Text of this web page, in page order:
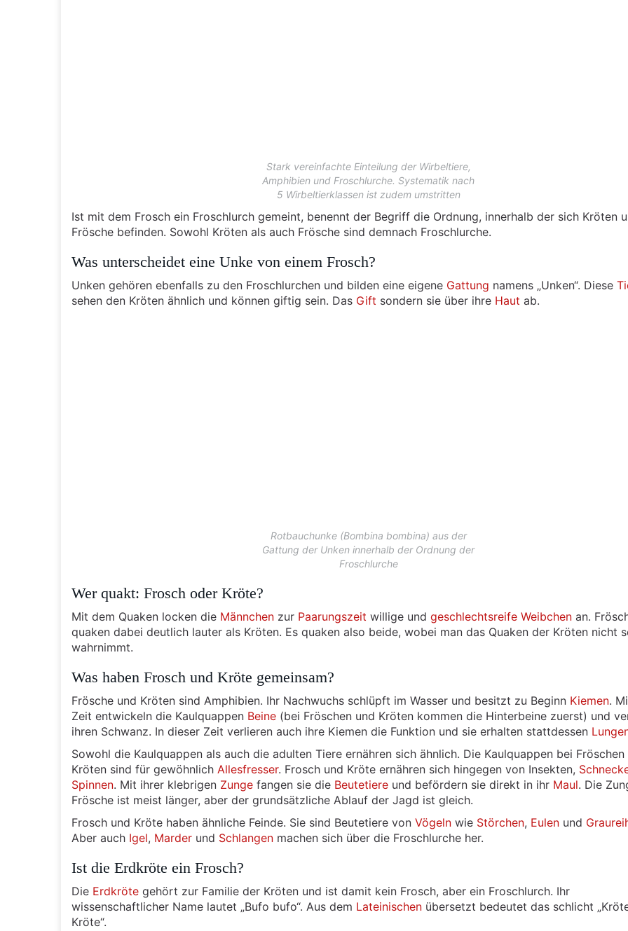
Stark vereinfachte Einteilung der Wirbeltiere,
Amphibien und Froschlurche. Systematik nach
5 Wirbeltierklassen ist zudem umstritten
Ist mit dem Frosch ein Froschlurch gemeint, benennt der Begriff die Ordnung, innerhalb der sich Kröten
Frösche befinden. Sowohl Kröten als auch Frösche sind demnach Froschlurche.
Was unterscheidet eine Unke von einem Frosch?
Unken gehören ebenfalls zu den Froschlurchen und bilden eine eigene Gattung namens „Unken“. Diese
sehen den Kröten ähnlich und können giftig sein. Das Gift sondern sie über ihre Haut ab.
Rotbauchunke (Bombina bombina) aus der
Gattung der Unken innerhalb der Ordnung der
Froschlurche
Wer quakt: Frosch oder Kröte?
Mit dem Quaken locken die Männchen zur Paarungszeit willige und geschlechtsreife Weibchen an.
quaken dabei deutlich lauter als Kröten. Es quaken also beide, wobei man das Quaken der Kröten nicht
wahrnimmt.
Was haben Frosch und Kröte gemeinsam?
Frösche und Kröten sind Amphibien. Ihr Nachwuchs schlüpft im Wasser und besitzt zu Beginn Kiemen.
Zeit entwickeln die Kaulquappen Beine (bei Fröschen und Kröten kommen die Hinterbeine zuerst) und
ihren Schwanz. In dieser Zeit verlieren auch ihre Kiemen die Funktion und sie erhalten stattdessen
Sowohl die Kaulquappen als auch die adulten Tiere ernähren sich ähnlich. Die Kaulquappen bei Fröschen
Kröten sind für gewöhnlich Allesfresser. Frosch und Kröte ernähren sich hingegen von Insekten,
Spinnen. Mit ihrer klebrigen Zunge fangen sie die Beutetiere und befördern sie direkt in ihr Maul. Die
Frösche ist meist länger, aber der grundsätzliche Ablauf der Jagd ist gleich.
Frosch und Kröte haben ähnliche Feinde. Sie sind Beutetiere von Vögeln wie Störchen, Eulen und
Aber auch Igel, Marder und Schlangen machen sich über die Froschlurche her.
Ist die Erdkröte ein Frosch?
Die Erdkröte gehört zur Familie der Kröten und ist damit kein Frosch, aber ein Froschlurch. Ihr
wissenschaftlicher Name lautet „Bufo bufo“. Aus dem Lateinischen übersetzt bedeutet das schlicht
Kröte“.